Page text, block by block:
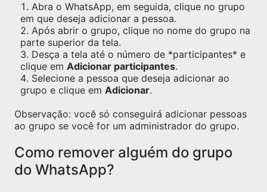
Abra o WhatsApp, em seguida, clique no grupo
em que deseja adicionar a pessoa.
Após abrir o grupo, clique no nome do grupo na
parte superior da tela.
Desça a tela até o número de *participantes* e
clique em Adicionar participantes.
Selecione a pessoa que deseja adicionar ao
grupo e clique em Adicionar.
Observação: você só conseguirá adicionar pessoas
ao grupo se você for um administrador do grupo.
Como remover alguém do grupo
do WhatsApp?